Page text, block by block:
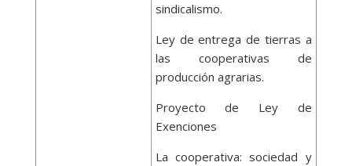
sindicalismo.
Ley de entrega de tierras a
las cooperativas de
producción agrarias.
Proyecto de Ley de
Exenciones
La cooperativa: sociedad y